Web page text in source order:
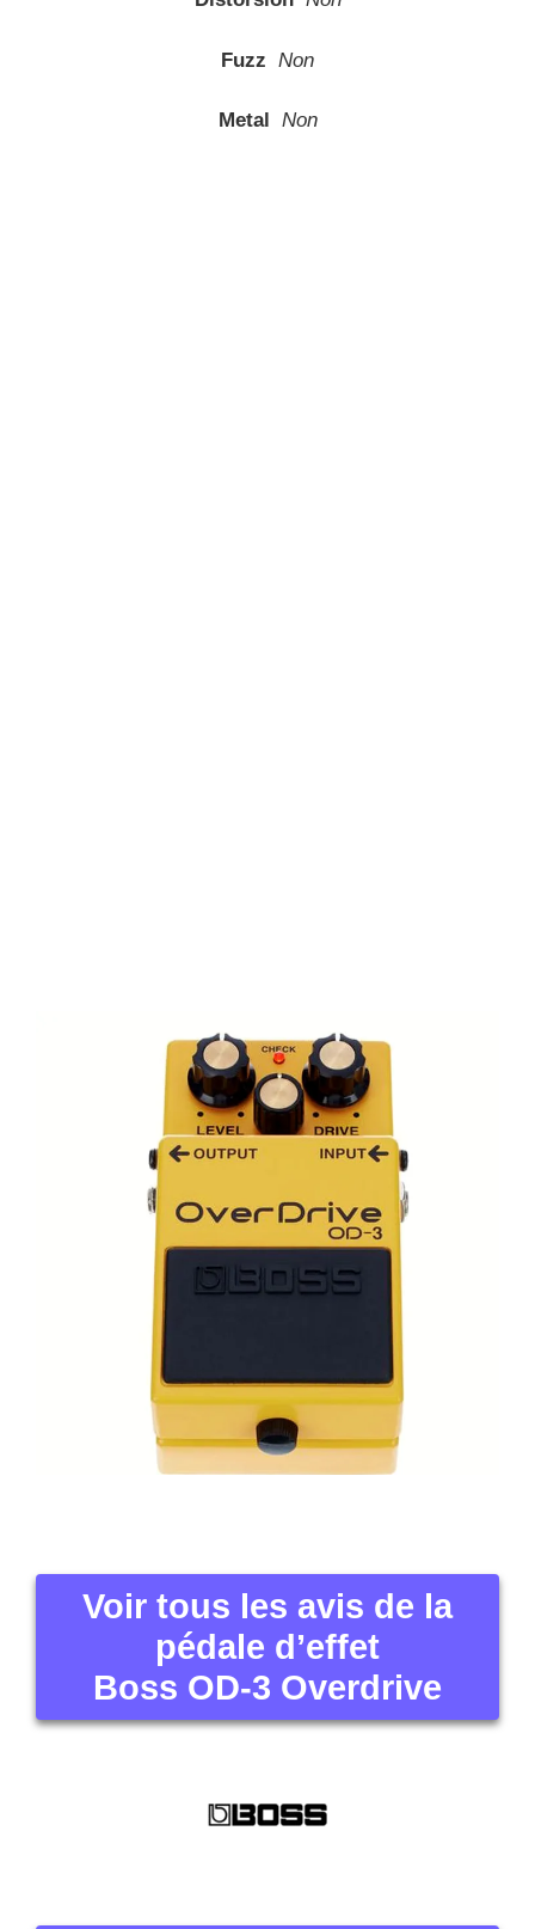
Fuzz Non
Metal Non
Voir tous les avis de la
pédale d’effet
Boss OD-3 Overdrive